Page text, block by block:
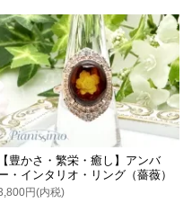
【豊かさ・繁栄・癒し】アンバ
・インタリオ・リング（薔薇）
円(内税)